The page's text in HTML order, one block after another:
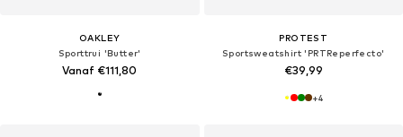
OAKLEY
Sporttrui 'Butter'
Vanaf €111,80
PROTEST
Sportsweatshirt 'PRTReperfecto'
€39,99
+4